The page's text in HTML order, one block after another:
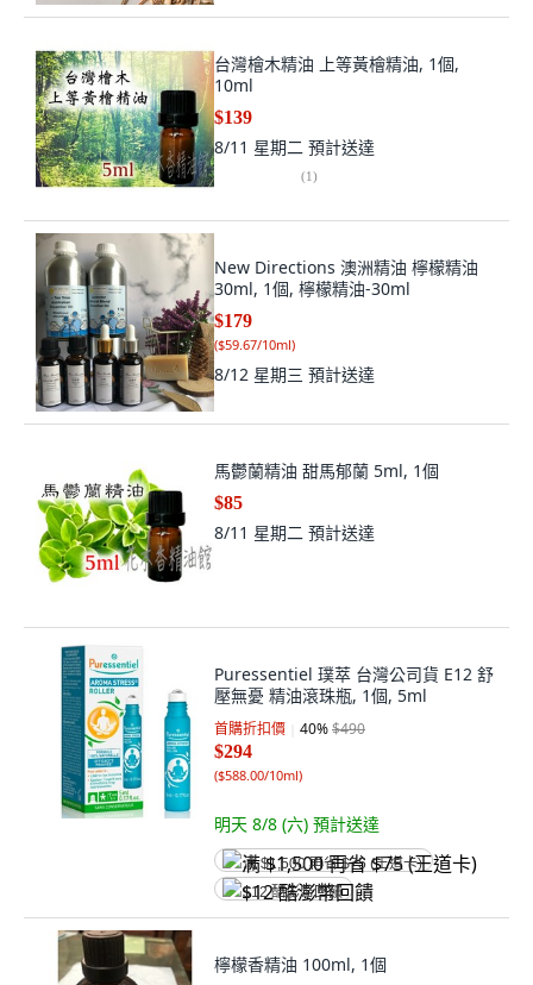
台灣檜木精油 上等黃檜精油, 1個,
10ml
$139
8/11 星期二 預計送達
(1)
New Directions 澳洲精油 檸檬精油
30ml, 1個, 檸檬精油-30ml
$179
($59.67/10ml)
8/12 星期三 預計送達
馬鬱蘭精油 甜馬郁蘭 5ml, 1個
$85
8/11 星期二 預計送達
Puressentiel 璞萃 台灣公司貨 E12 舒
壓無憂 精油滾珠瓶, 1個, 5ml
首購折扣價 40%$490
$294
($588.00/10ml)
明天 8/8 (六) 預計送達
满 $1,500 再省 $75 (王道卡)
$12 酷澎幣回饋
檸檬香精油 100ml, 1個